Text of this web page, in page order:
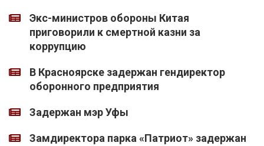
Экс-министров обороны Китая
приговорили к смертной казни за
коррупцию
В Красноярске задержан гендиректор
оборонного предприятия
Задержан мэр Уфы
Замдиректора парка «Патриот» задержан